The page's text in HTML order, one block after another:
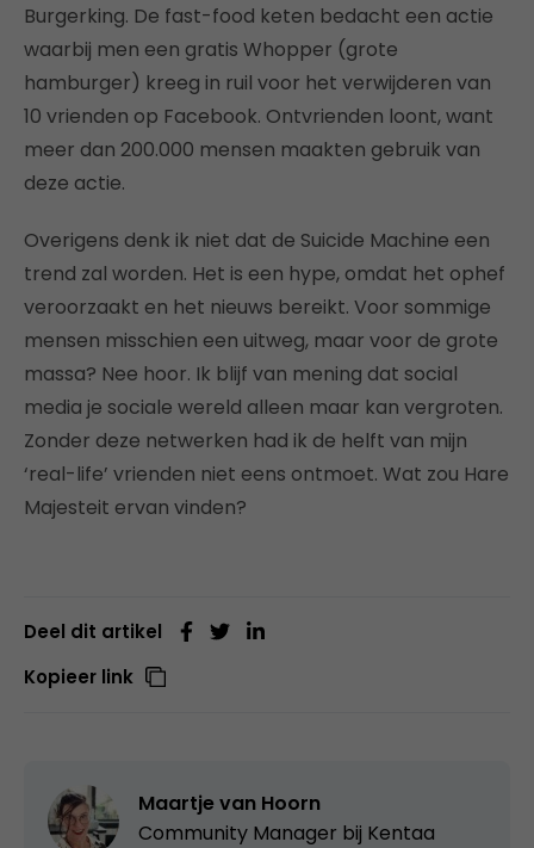
Burgerking. De fast-food keten bedacht een actie
waarbij men een gratis Whopper (grote
hamburger) kreeg in ruil voor het verwijderen van
10 vrienden op Facebook. Ontvrienden loont, want
meer dan 200.000 mensen maakten gebruik van
deze actie.
Overigens denk ik niet dat de Suicide Machine een
trend zal worden. Het is een hype, omdat het ophef
veroorzaakt en het nieuws bereikt. Voor sommige
mensen misschien een uitweg, maar voor de grote
massa? Nee hoor. Ik blijf van mening dat social
media je sociale wereld alleen maar kan vergroten.
Zonder deze netwerken had ik de helft van mijn
‘real-life’ vrienden niet eens ontmoet. Wat zou Hare
Majesteit ervan vinden?
Deel dit artikel
Kopieer link
Maartje van Hoorn
Community Manager bij Kentaa